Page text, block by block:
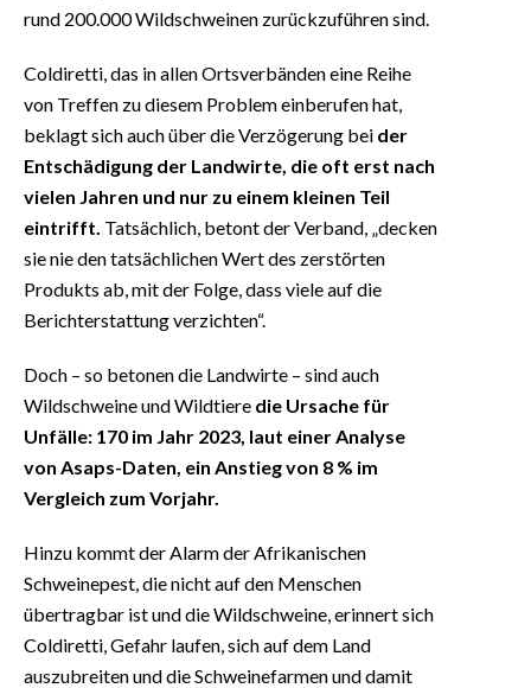
rund 200.000 Wildschweinen zurückzuführen sind.
Coldiretti, das in allen Ortsverbänden eine Reihe
von Treffen zu diesem Problem einberufen hat,
beklagt sich auch über die Verzögerung bei der
Entschädigung der Landwirte, die oft erst nach
vielen Jahren und nur zu einem kleinen Teil
eintrifft. Tatsächlich, betont der Verband, „decken
sie nie den tatsächlichen Wert des zerstörten
Produkts ab, mit der Folge, dass viele auf die
Berichterstattung verzichten“.
Doch – so betonen die Landwirte – sind auch
Wildschweine und Wildtiere die Ursache für
Unfälle: 170 im Jahr 2023, laut einer Analyse
von Asaps-Daten, ein Anstieg von 8 % im
Vergleich zum Vorjahr.
Hinzu kommt der Alarm der Afrikanischen
Schweinepest, die nicht auf den Menschen
übertragbar ist und die Wildschweine, erinnert sich
Coldiretti, Gefahr laufen, sich auf dem Land
auszubreiten und die Schweinefarmen und damit